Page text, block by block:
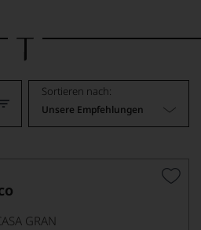
Sortieren nach:
Unsere Empfehlungen
GRAN